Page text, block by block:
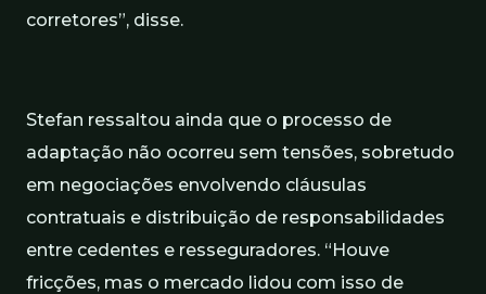
corretores”, disse.
Stefan ressaltou ainda que o processo de
adaptação não ocorreu sem tensões, sobretudo
em negociações envolvendo cláusulas
contratuais e distribuição de responsabilidades
entre cedentes e resseguradores. “Houve
fricções, mas o mercado lidou com isso de